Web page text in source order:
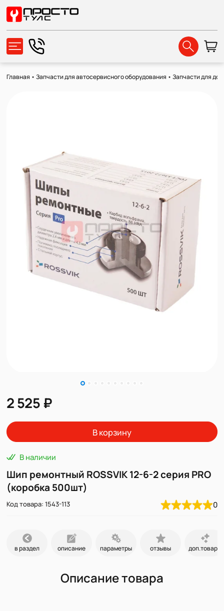
Главная •Запчасти для автосервисного оборудования •Запчасти для
2 525 ₽
В корзину
В наличии
Шип ремонтный ROSSVIK 12-6-2 серия PRO
(коробка 500шт)
Код товара: 1543-113 0
в раздел описание параметры отзывы доп.товары
Описание товара